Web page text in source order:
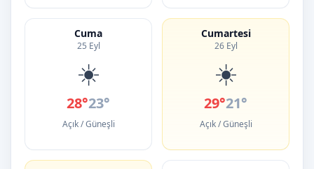
Cuma
25 Eyl
☀️
28°23°
Açık / Güneşli
Cumartesi
26 Eyl
☀️
29°21°
Açık / Güneşli